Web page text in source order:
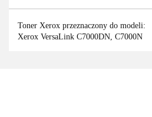
Toner Xerox przeznaczony do modeli:
Xerox VersaLink C7000DN, C7000N